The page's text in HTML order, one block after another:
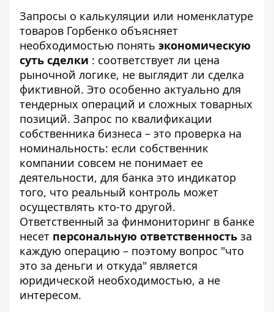
Запросы о калькуляции или номенклатуре
товаров Горбенко объясняет
необходимостью понять экономическую
суть сделки : соответствует ли цена
рыночной логике, не выглядит ли сделка
фиктивной. Это особенно актуально для
тендерных операций и сложных товарных
позиций. Запрос по квалификации
собственника бизнеса – это проверка на
номинальность: если собственник
компании совсем не понимает ее
деятельности, для банка это индикатор
того, что реальный контроль может
осуществлять кто-то другой.
Ответственный за финмониторинг в банке
несет персональную ответственность за
каждую операцию – поэтому вопрос "что
это за деньги и откуда" является
юридической необходимостью, а не
интересом.